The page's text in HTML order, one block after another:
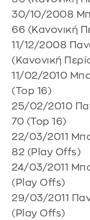
30/10/2008
66 (Κανονική
11/12/2008
(Κανονική
11/02/2010
(Top 16)
25/02/2010
70 (Top 16)
22/03/2011
82 (Play Offs)
24/03/2011
(Play Offs)
29/03/2011
(Play Offs)